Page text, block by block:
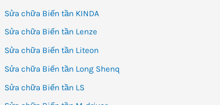
Sửa chữa Biến tần KINDA
Sửa chữa Biến tần Lenze
Sửa chữa Biến tần Liteon
Sửa chữa Biến tần Long Shenq
Sửa chữa Biến tần LS